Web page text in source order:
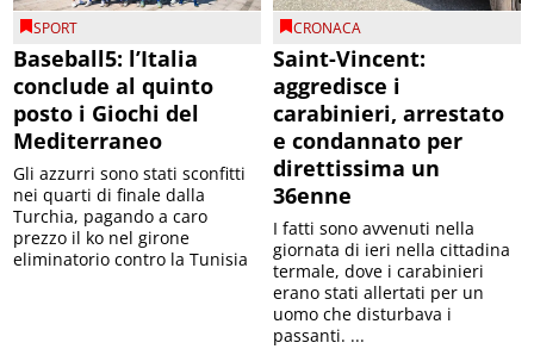
SPORT
Baseball5: l’Italia
conclude al quinto
posto i Giochi del
Mediterraneo
Gli azzurri sono stati sconfitti
nei quarti di finale dalla
Turchia, pagando a caro
prezzo il ko nel girone
eliminatorio contro la Tunisia
CRONACA
Saint-Vincent:
aggredisce i
carabinieri, arrestato
e condannato per
direttissima un
36enne
I fatti sono avvenuti nella
giornata di ieri nella cittadina
termale, dove i carabinieri
erano stati allertati per un
uomo che disturbava i
passanti. ...